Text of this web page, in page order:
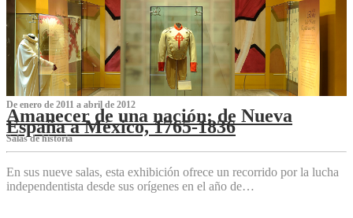
De enero de 2011 a abril de 2012
Amanecer de una nación: de Nueva
España a México, 1765-1836
Salas de historia
En sus nueve salas, esta exhibición ofrece un recorrido por la lucha
independentista desde sus orígenes en el año de…